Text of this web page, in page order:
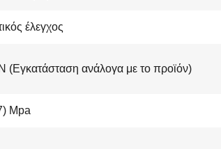
έλεγχος
(Εγκατάσταση ανάλογα με το προϊόν)
Mpa